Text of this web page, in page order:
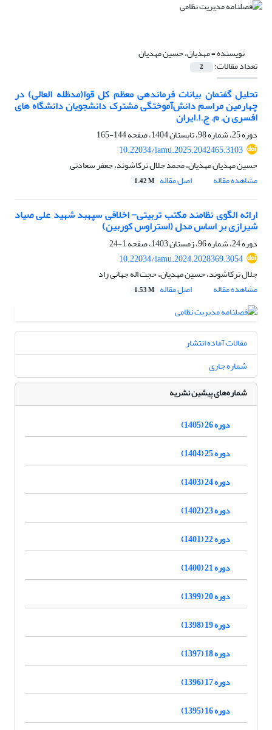
نویسنده =مهدیان، حسین مهدیان
تعداد مقالات: 2
تحلیل گفتمان بیانات فرماندهی معظم کل قوا(مدظله العالی) در
چهارمین مراسم دانش‌آموختگی مشترک دانشجویان دانشگاه های
افسری ن. م. ج.ا.ایران
دوره 25، شماره 98، تابستان 1404، صفحه
144-165
10.22034/iamu.2025.2042465.3103
حسین مهدیان مهدیان، محمد جلال ترکاشوند، جعفر سعادتی
مشاهده مقاله
اصل مقاله 1.42 M
ارائه الگوی نظامند مکتب تربیتی- اخلاقی سپهبد شهید علی صیاد
شیرازی بر اساس مدل (استراوس کوربین)
دوره 24، شماره 96، زمستان 1403، صفحه
1-24
10.22034/iamu.2024.2028369.3054
جلال ترکاشوند، حسین مهدیان، حجت اله جهانی راد
مشاهده مقاله
اصل مقاله 1.53 M
مقالات آماده انتشار
شماره جاری
شماره‌های پیشین نشریه
دوره 26 (1405)
دوره 25 (1404)
دوره 24 (1403)
دوره 23 (1402)
دوره 22 (1401)
دوره 21 (1400)
دوره 20 (1399)
دوره 19 (1398)
دوره 18 (1397)
دوره 17 (1396)
دوره 16 (1395)